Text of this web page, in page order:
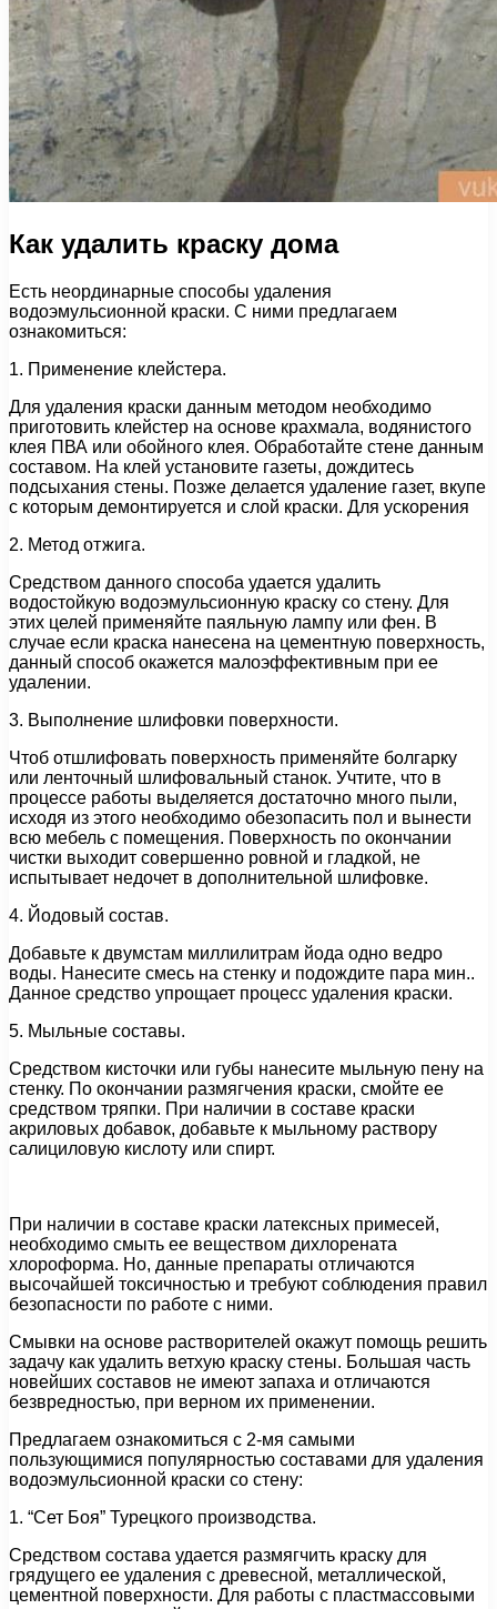
Как удалить краску дома
Есть неординарные способы удаления
водоэмульсионной краски. С ними предлагаем
ознакомиться:
1. Применение клейстера.
Для удаления краски данным методом необходимо
приготовить клейстер на основе крахмала, водянистого
клея ПВА или обойного клея. Обработайте стене данным
составом. На клей установите газеты, дождитесь
подсыхания стены. Позже делается удаление газет, вкупе
с которым демонтируется и слой краски. Для ускорения
2. Метод отжига.
Средством данного способа удается удалить
водостойкую водоэмульсионную краску со стену. Для
этих целей применяйте паяльную лампу или фен. В
случае если краска нанесена на цементную поверхность,
данный способ окажется малоэффективным при ее
удалении.
3. Выполнение шлифовки поверхности.
Чтоб отшлифовать поверхность применяйте болгарку
или ленточный шлифовальный станок. Учтите, что в
процессе работы выделяется достаточно много пыли,
исходя из этого необходимо обезопасить пол и вынести
всю мебель с помещения. Поверхность по окончании
чистки выходит совершенно ровной и гладкой, не
испытывает недочет в дополнительной шлифовке.
4. Йодовый состав.
Добавьте к двумстам миллилитрам йода одно ведро
воды. Нанесите смесь на стенку и подождите пара мин..
Данное средство упрощает процесс удаления краски.
5. Мыльные составы.
Средством кисточки или губы нанесите мыльную пену на
стенку. По окончании размягчения краски, смойте ее
средством тряпки. При наличии в составе краски
акриловых добавок, добавьте к мыльному раствору
салициловую кислоту или спирт.
При наличии в составе краски латексных примесей,
необходимо смыть ее веществом дихлорената
хлороформа. Но, данные препараты отличаются
высочайшей токсичностью и требуют соблюдения правил
безопасности по работе с ними.
Смывки на основе растворителей окажут помощь решить
задачу как удалить ветхую краску стены. Большая часть
новейших составов не имеют запаха и отличаются
безвредностью, при верном их применении.
Предлагаем ознакомиться с 2-мя самыми
пользующимися популярностью составами для удаления
водоэмульсионной краски со стену:
1. “Сет Боя” Турецкого производства.
Средством состава удается размягчить краску для
грядущего ее удаления с древесной, металлической,
цементной поверхности. Для работы с пластмассовыми